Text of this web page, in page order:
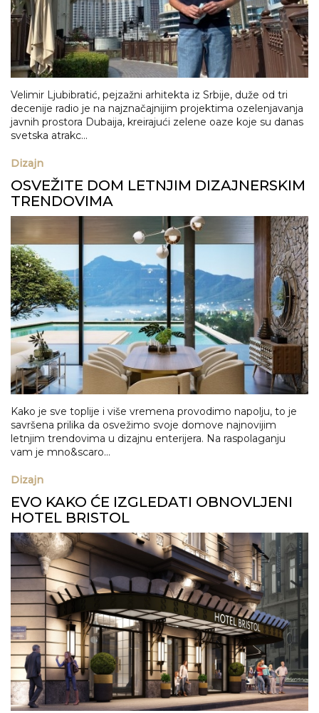
Velimir Ljubibratić, pejzažni arhitekta iz Srbije, duže od tri
decenije radio je na najznačajnijim projektima ozelenjavanja
javnih prostora Dubaija, kreirajući zelene oaze koje su danas
svetska atrakc...
Dizajn
OSVEŽITE DOM LETNJIM DIZAJNERSKIM
TRENDOVIMA
Kako je sve toplije i više vremena provodimo napolju, to je
savršena prilika da osvežimo svoje domove najnovijim
letnjim trendovima u dizajnu enterijera. Na raspolaganju
vam je mno&scaro...
Dizajn
EVO KAKO ĆE IZGLEDATI OBNOVLJENI
HOTEL BRISTOL